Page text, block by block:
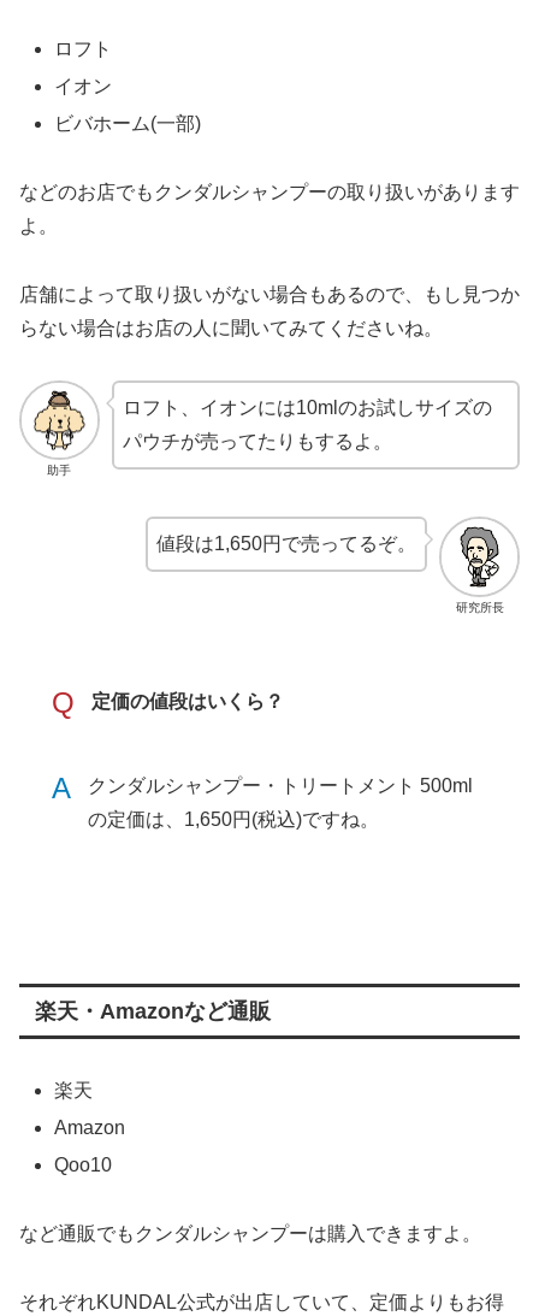
ロフト
イオン
ビバホーム(一部)
などのお店でもクンダルシャンプーの取り扱いがあります
よ。
店舗によって取り扱いがない場合もあるので、もし見つか
らない場合はお店の人に聞いてみてくださいね。
助手
ロフト、イオンには10mlのお試しサイズの
パウチが売ってたりもするよ。
研究所長
値段は1,650円で売ってるぞ。
Q 定価の値段はいくら？
A
クンダルシャンプー・トリートメント 500ml
の定価は、1,650円(税込)ですね。
楽天・Amazonなど通販
楽天
Amazon
Qoo10
など通販でもクンダルシャンプーは購入できますよ。
それぞれKUNDAL公式が出店していて、定価よりもお得